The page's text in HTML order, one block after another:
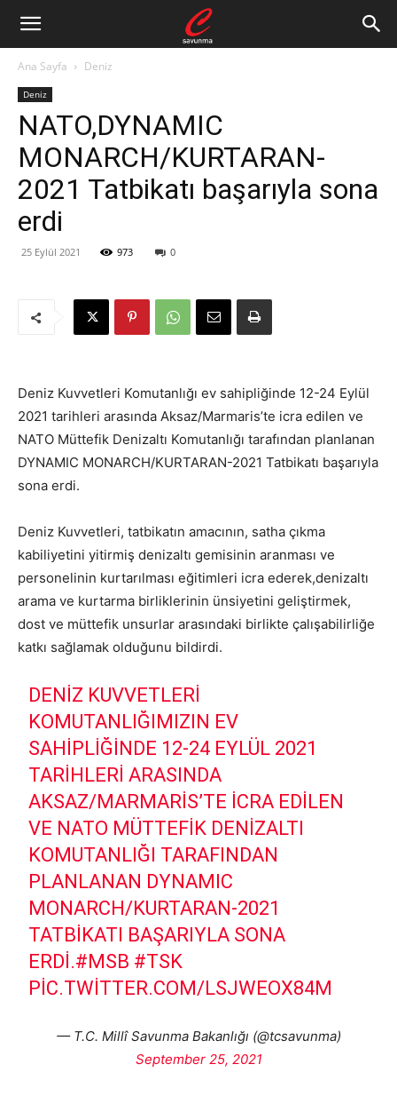
Ana Sayfa Deniz
Deniz
NATO,DYNAMIC
MONARCH/KURTARAN-
2021 Tatbikatı başarıyla sona
erdi
25 Eylül 2021 973 0
Deniz Kuvvetleri Komutanlığı ev sahipliğinde 12-24 Eylül
2021 tarihleri arasında Aksaz/Marmaris’te icra edilen ve
NATO Müttefik Denizaltı Komutanlığı tarafından planlanan
DYNAMIC MONARCH/KURTARAN-2021 Tatbikatı başarıyla
sona erdi.
Deniz Kuvvetleri, tatbikatın amacının, satha çıkma
kabiliyetini yitirmiş denizaltı gemisinin aranması ve
personelinin kurtarılması eğitimleri icra ederek,denizaltı
arama ve kurtarma birliklerinin ünsiyetini geliştirmek,
dost ve müttefik unsurlar arasındaki birlikte çalışabilirliğe
katkı sağlamak olduğunu bildirdi.
DENIZ KUVVETLERI
KOMUTANLIĞIMIZIN EV
SAHIPLIĞINDE 12-24 EYLÜL 2021
TARIHLERI ARASINDA
AKSAZ/MARMARIS’TE ICRA EDILEN
VE NATO MÜTTEFIK DENIZALTI
KOMUTANLIĞI TARAFINDAN
PLANLANAN DYNAMIC
MONARCH/KURTARAN-2021
TATBIKATI BAŞARIYLA SONA
ERDI.#MSB #TSK
PIC.TWITTER.COM/LSJWEOX84M
— T.C. Millî Savunma Bakanlığı (@tcsavunma)
September 25, 2021